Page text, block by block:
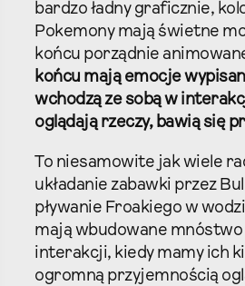
bardzo ładny graficznie,
Pokemony mają świetne
końcu porządnie
końcu mają emocje
wchodzą ze sobą w
oglądają rzeczy, bawią się
To niesamowite jak wiele
układanie zabawki przez
pływanie Froakiego w
mają wbudowane mnóstwo
interakcji, kiedy mamy ich
ogromną przyjemnością